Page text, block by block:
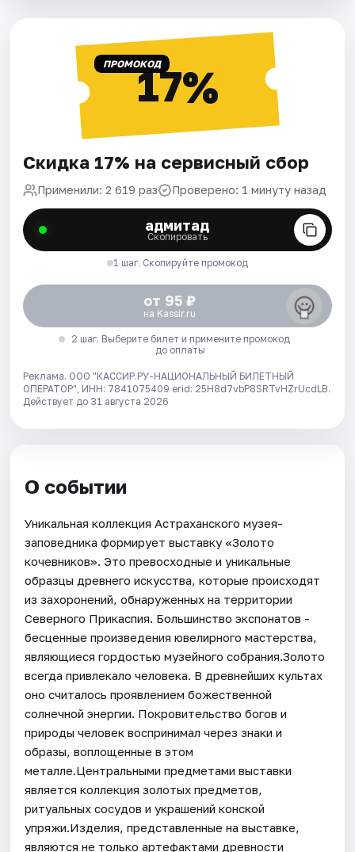
ПРОМОКОД17%
Скидка 17% на сервисный сбор
Применили: 2 619 раз Проверено: 1 минуту назад
адмитад
Скопировать
1 шаг. Скопируйте промокод
от 95 ₽
на Kassir.ru
2 шаг. Выберите билет и примените промокод
до оплаты
Реклама. ООО "КАССИР.РУ-НАЦИОНАЛЬНЫЙ БИЛЕТНЫЙ
ОПЕРАТОР", ИНН: 7841075409 erid: 25H8d7vbP8SRTvHZrUcdLB.
Действует до 31 августа 2026
О событии
Уникальная коллекция Астраханского музея-
заповедника формирует выставку «Золото
кочевников». Это превосходные и уникальные
образцы древнего искусства, которые происходят
из захоронений, обнаруженных на территории
Северного Прикаспия. Большинство экспонатов -
бесценные произведения ювелирного мастерства,
являющиеся гордостью музейного собрания.Золото
всегда привлекало человека. В древнейших культах
оно считалось проявлением божественной
солнечной энергии. Покровительство богов и
природы человек воспринимал через знаки и
образы, воплощенные в этом
металле.Центральными предметами выставки
является коллекция золотых предметов,
ритуальных сосудов и украшений конской
упряжи.Изделия, представленные на выставке,
являются не только артефактами древности